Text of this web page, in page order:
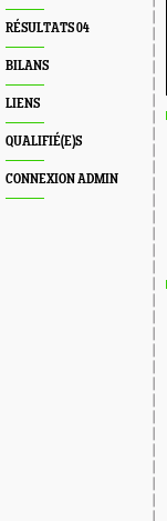
RÉSULTATS 04
BILANS
LIENS
QUALIFIÉ(E)S
CONNEXION ADMIN